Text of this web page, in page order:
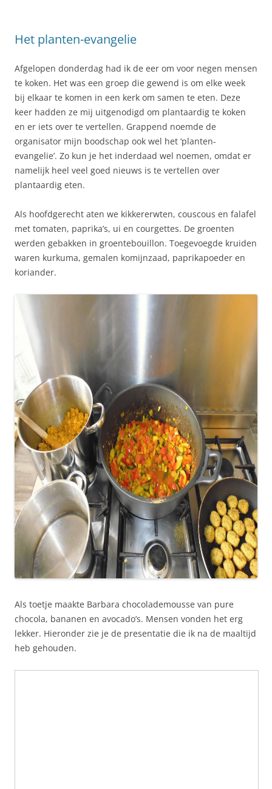
Het planten-evangelie
Afgelopen donderdag had ik de eer om voor negen mensen
te koken. Het was een groep die gewend is om elke week
bij elkaar te komen in een kerk om samen te eten. Deze
keer hadden ze mij uitgenodigd om plantaardig te koken
en er iets over te vertellen. Grappend noemde de
organisator mijn boodschap ook wel het ‘planten-
evangelie’. Zo kun je het inderdaad wel noemen, omdat er
namelijk heel veel goed nieuws is te vertellen over
plantaardig eten.
Als hoofdgerecht aten we kikkererwten, couscous en falafel
met tomaten, paprika’s, ui en courgettes. De groenten
werden gebakken in groentebouillon. Toegevoegde kruiden
waren kurkuma, gemalen komijnzaad, paprikapoeder en
koriander.
Als toetje maakte Barbara chocolademousse van pure
chocola, bananen en avocado’s. Mensen vonden het erg
lekker. Hieronder zie je de presentatie die ik na de maaltijd
heb gehouden.